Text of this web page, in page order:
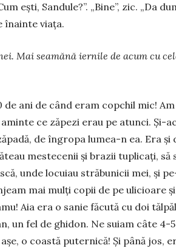
ești, Sandule?”. „Bine”, zic. „Da
înainte viața.
Mai seamănă ier­nile de acum cu
ani de când eram copchil mic!
ce zăpezi erau pe atunci. Și-
de îngropa lumea-n ea. Era și
mestecenii și brazii tuplicați, să
unde locuiau străbunicii mei, și
mai mulți copii de pe ulicioare
Aia era o sanie făcută cu doi
un fel de ghi­don. Ne suiam câte 4-
o coastă puternică! Și pâ­nă jos,